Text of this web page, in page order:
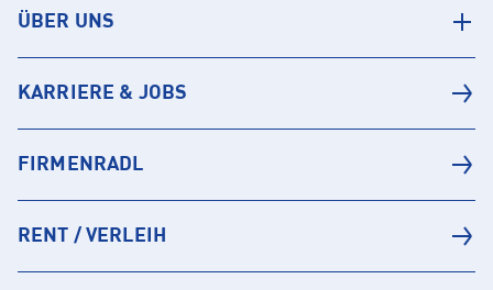
ÜBER UNS
KARRIERE & JOBS
FIRMENRADL
RENT / VERLEIH